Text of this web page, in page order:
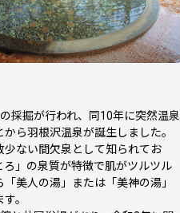
採掘が行われ、同10年に突然温泉
ら羽根沢温泉が誕生しました。
少ない間欠泉として知られてお
ろ」の泉質が特徴で肌がツルツル
「美人の湯」または「美神の湯」
。